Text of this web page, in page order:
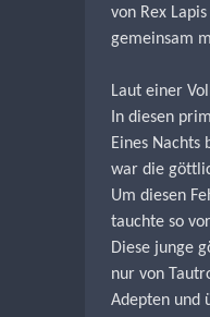
von Rex
gemeinsam
Laut einer
In diesen
Eines
war die
Um diesen
tauchte so
Diese junge
nur von
Adepten und